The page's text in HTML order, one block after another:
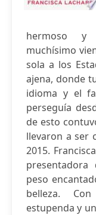
hermoso y
muchísimo
sola a los
ajena, donde
idioma y el
perseguía
de esto
llevaron a ser
2015.
peso
belleza.
estupenda y